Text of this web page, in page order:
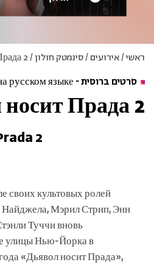
ראשי/אירועים/סינמטק חולון/
2
סרטים ברוסית - Фильмы на русском языке
Прада 2
2
своих культовых ролей
Мэрил Стрип, Энн
Туччи вновь
улицы Нью-Йорка в
«Дьявол носит Прада»,